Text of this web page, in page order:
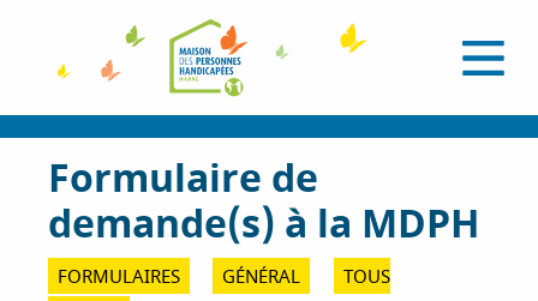
O
v
i
Formulaire de
demande(s) à la MDPH
FORMULAIRES GÉNÉRAL
TOUS